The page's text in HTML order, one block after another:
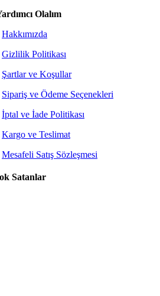
Olalım
Hakkımızda
Gizlilik Politikası
Şartlar ve Koşullar
Sipariş ve Ödeme Seçenekleri
İptal ve İade Politikası
Kargo ve Teslimat
Mesafeli Satış Sözleşmesi
Satanlar